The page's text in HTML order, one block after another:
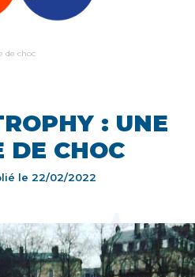
de choc
: UNE
DE CHOC
le 22/02/2022